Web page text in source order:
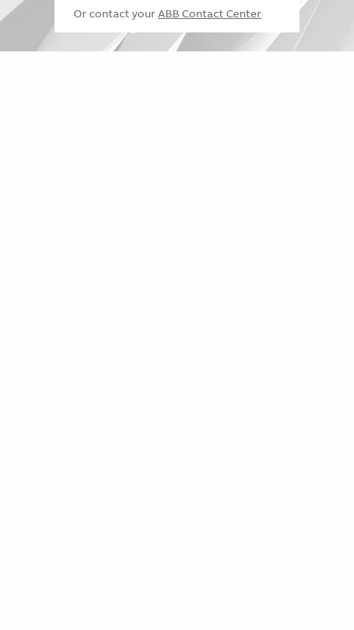
Or contact your ABB Contact Center